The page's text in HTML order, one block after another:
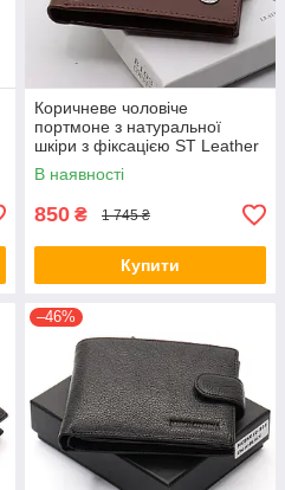
Коричневе чоловіче
портмоне з натуральної
шкіри з фіксацією ST Leather
ST103
В наявності
850 ₴ 1 745 ₴
Купити
–46%